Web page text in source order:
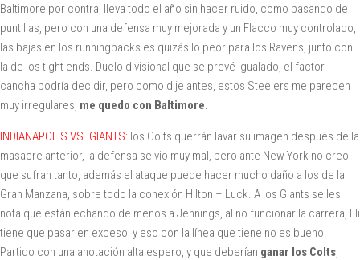
Baltimore por contra, lleva todo el año sin hacer ruido, como pasando de
puntillas, pero con una defensa muy mejorada y un Flacco muy controlado,
las bajas en los runningbacks es quizás lo peor para los Ravens, junto con
la de los tight ends. Duelo divisional que se prevé igualado, el factor
cancha podría decidir, pero como dije antes, estos Steelers me parecen
muy irregulares, me quedo con Baltimore.
INDIANAPOLIS VS. GIANTS: los Colts querrán lavar su imagen después de la
masacre anterior, la defensa se vio muy mal, pero ante New York no creo
que sufran tanto, además el ataque puede hacer mucho daño a los de la
Gran Manzana, sobre todo la conexión Hilton – Luck. A los Giants se les
nota que están echando de menos a Jennings, al no funcionar la carrera, Eli
tiene que pasar en exceso, y eso con la línea que tiene no es bueno.
Partido con una anotación alta espero, y que deberían ganar los Colts,